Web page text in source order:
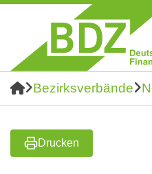
Bezirksverbände
Drucken